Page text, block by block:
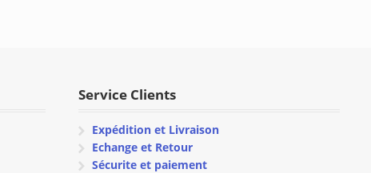
Service Clients
Expédition et Livraison
Echange et Retour
Sécurite et paiement